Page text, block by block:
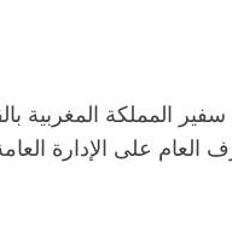
المملكة المغربية
على الإدارة العامة